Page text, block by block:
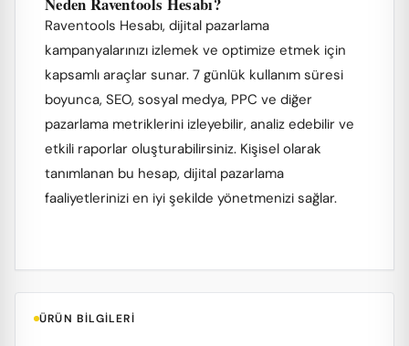
Raventools Hesabı, dijital pazarlama
kampanyalarınızı izlemek ve optimize etmek için
kapsamlı araçlar sunar. 7 günlük kullanım süresi
boyunca, SEO, sosyal medya, PPC ve diğer
pazarlama metriklerini izleyebilir, analiz edebilir ve
etkili raporlar oluşturabilirsiniz. Kişisel olarak
tanımlanan bu hesap, dijital pazarlama
faaliyetlerinizi en iyi şekilde yönetmenizi sağlar.
ÜRÜN BILGILERI